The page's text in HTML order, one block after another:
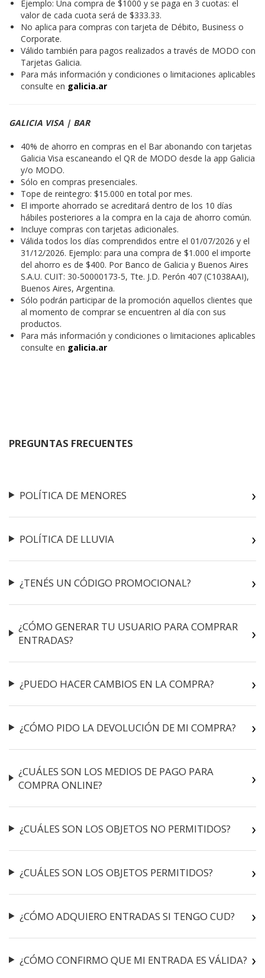
Ejemplo: Una compra de $1000 y se paga en 3 cuotas: el
valor de cada cuota será de $333.33.
No aplica para compras con tarjeta de Débito, Business o
Corporate.
Válido también para pagos realizados a través de MODO con
Tarjetas Galicia.
Para más información y condiciones o limitaciones aplicables
consulte en galicia.ar
GALICIA VISA | BAR
40% de ahorro en compras en el Bar abonando con tarjetas
Galicia Visa escaneando el QR de MODO desde la app Galicia
y/o MODO.
Sólo en compras presenciales.
Tope de reintegro: $15.000 en total por mes.
El importe ahorrado se acreditará dentro de los 10 días
hábiles posteriores a la compra en la caja de ahorro común.
Incluye compras con tarjetas adicionales.
Válida todos los días comprendidos entre el 01/07/2026 y el
31/12/2026. Ejemplo: para una compra de $1.000 el importe
del ahorro es de $400. Por Banco de Galicia y Buenos Aires
S.A.U. CUIT: 30-50000173-5, Tte. J.D. Perón 407 (C1038AAI),
Buenos Aires, Argentina.
Sólo podrán participar de la promoción aquellos clientes que
al momento de comprar se encuentren al día con sus
productos.
Para más información y condiciones o limitaciones aplicables
consulte en galicia.ar
PREGUNTAS FRECUENTES
POLÍTICA DE MENORES
POLÍTICA DE LLUVIA
¿TENÉS UN CÓDIGO PROMOCIONAL?
¿CÓMO GENERAR TU USUARIO PARA COMPRAR
ENTRADAS?
¿PUEDO HACER CAMBIOS EN LA COMPRA?
¿CÓMO PIDO LA DEVOLUCIÓN DE MI COMPRA?
¿CUÁLES SON LOS MEDIOS DE PAGO PARA
COMPRA ONLINE?
¿CUÁLES SON LOS OBJETOS NO PERMITIDOS?
¿CUÁLES SON LOS OBJETOS PERMITIDOS?
¿CÓMO ADQUIERO ENTRADAS SI TENGO CUD?
¿CÓMO CONFIRMO QUE MI ENTRADA ES VÁLIDA?